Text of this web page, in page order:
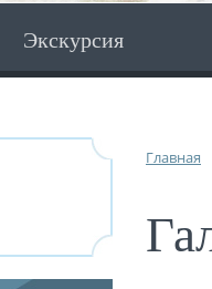
Экскурсия
Главная